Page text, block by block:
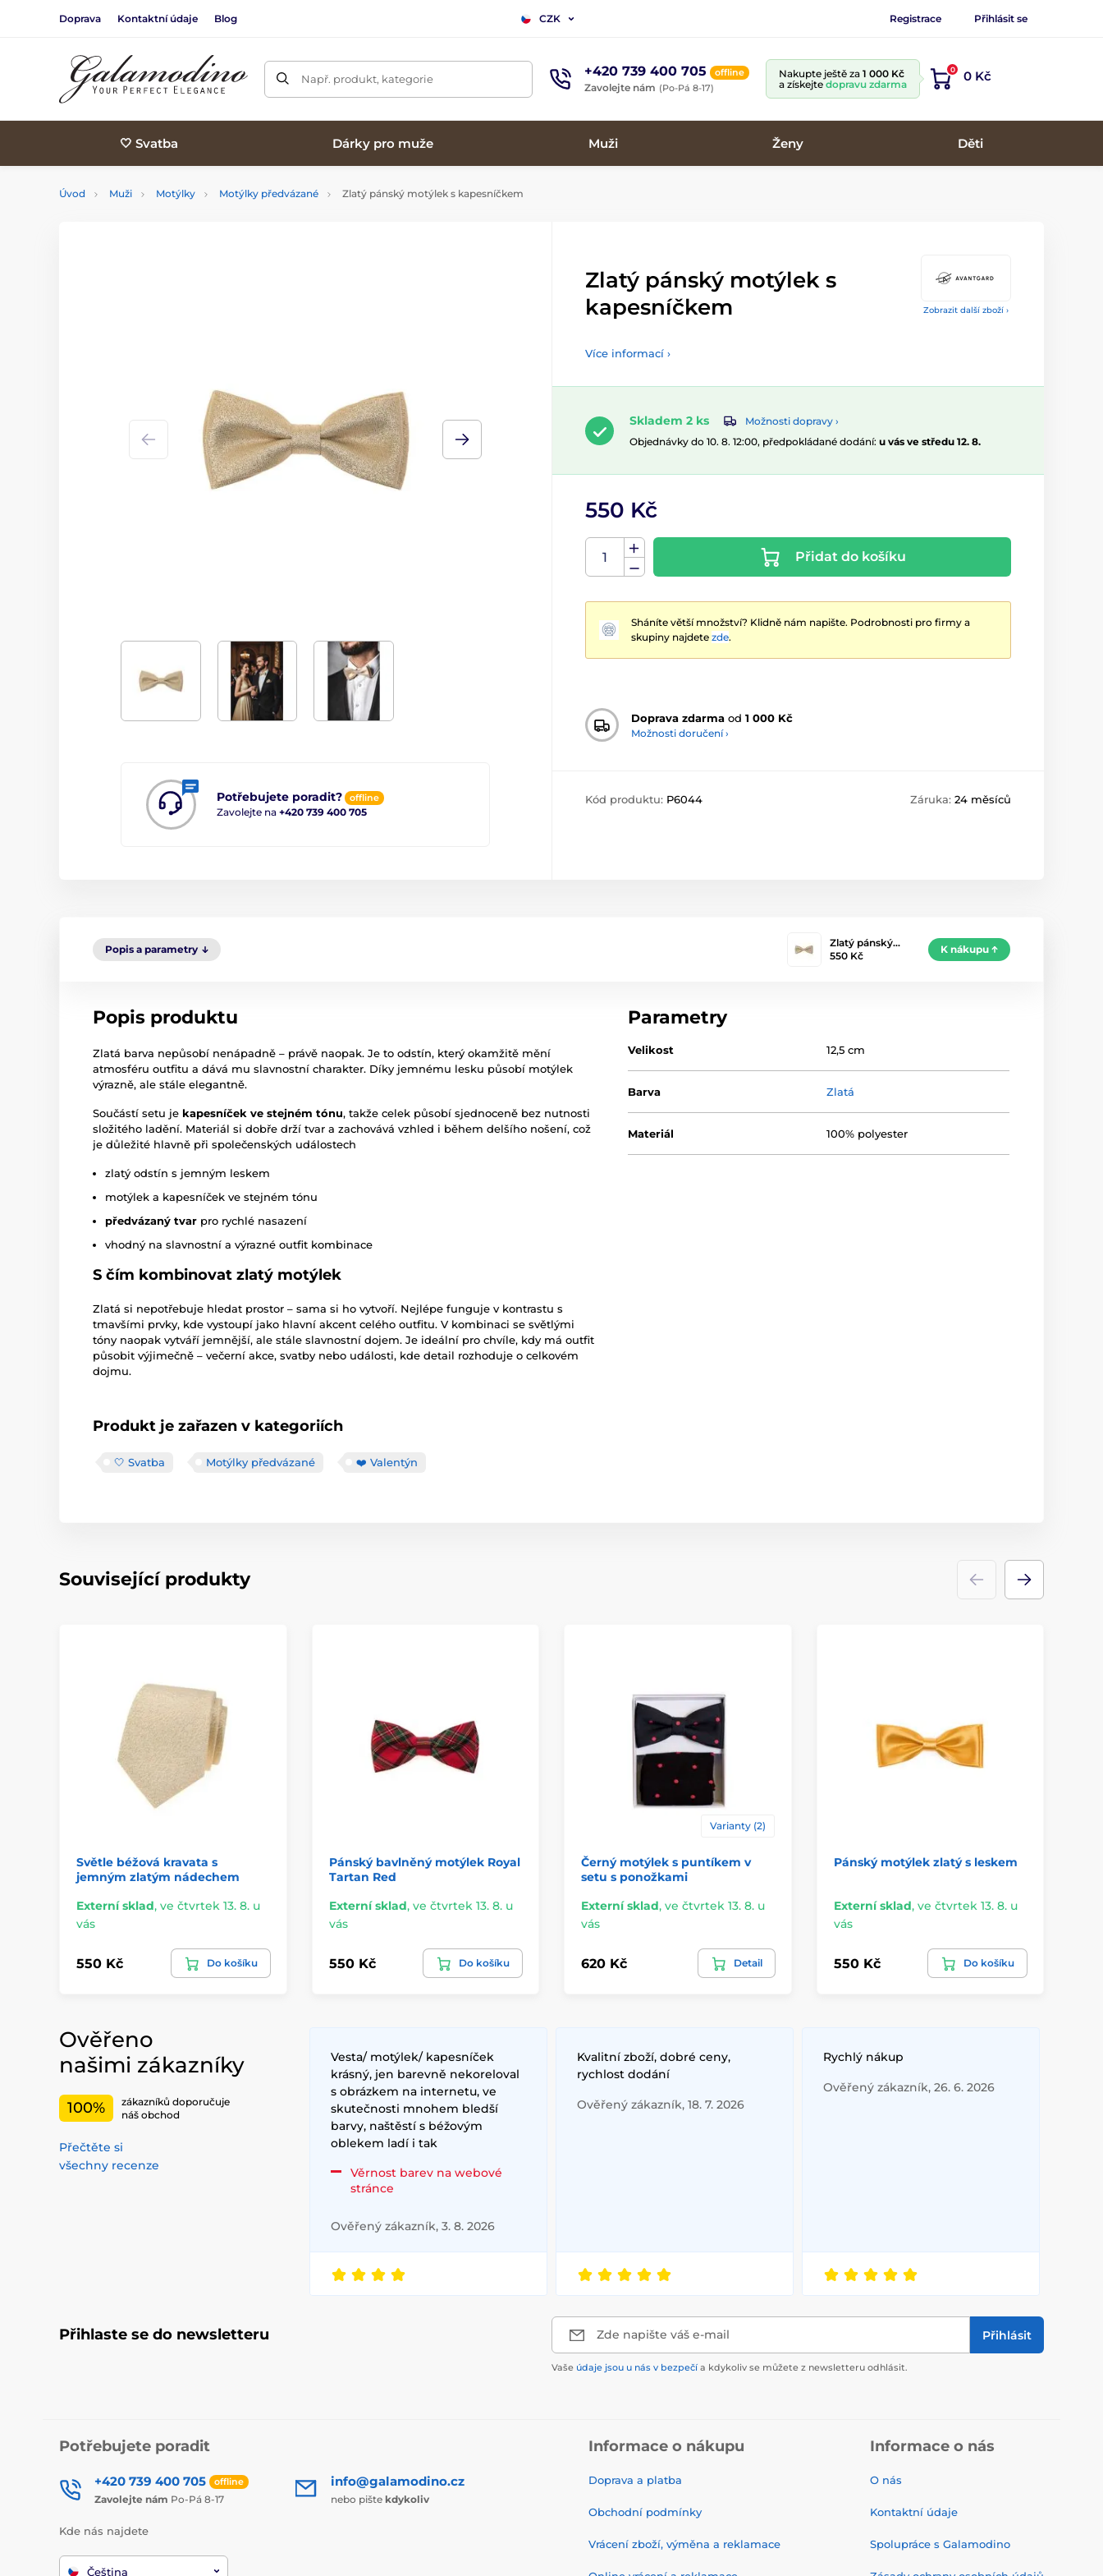
Doprava Kontaktní údaje Blog CZK Registrace Přihlásit se
Např. produkt, kategorie +420 739 400 705 offline
Zavolejte nám (Po-Pá 8-17)
Nakupte ještě za 1 000 Kč
a získejte dopravu zdarma
0 0 Kč
🤍 Svatba Dárky pro muže Muži Ženy Děti
Úvod Muži Motýlky Motýlky předvázané Zlatý pánský motýlek s kapesníčkem
Zobrazit další zboží ›
Potřebujete poradit? offline
Zavolejte na +420 739 400 705
Zlatý pánský motýlek s
kapesníčkem
Více informací ›
Skladem 2 ks
Možnosti dopravy ›
Objednávky do 10. 8. 12:00, předpokládané dodání: u vás ve středu 12. 8.
550 Kč
Přidat do košíku
Sháníte větší množství? Klidně nám napište. Podrobnosti pro firmy a
skupiny najdete zde.
Doprava zdarma od 1 000 Kč
Možnosti doručení ›
Kód produktu: P6044 Záruka: 24 měsíců
Popis a parametry
Zlatý pánský…
550 Kč
K nákupu
Popis produktu
Zlatá barva nepůsobí nenápadně – právě naopak. Je to odstín, který okamžitě mění
atmosféru outfitu a dává mu slavnostní charakter. Díky jemnému lesku působí motýlek
výrazně, ale stále elegantně.
Součástí setu je kapesníček ve stejném tónu, takže celek působí sjednoceně bez nutnosti
složitého ladění. Materiál si dobře drží tvar a zachovává vzhled i během delšího nošení, což
je důležité hlavně při společenských událostech
zlatý odstín s jemným leskem
motýlek a kapesníček ve stejném tónu
předvázaný tvar pro rychlé nasazení
vhodný na slavnostní a výrazné outfit kombinace
S čím kombinovat zlatý motýlek
Zlatá si nepotřebuje hledat prostor – sama si ho vytvoří. Nejlépe funguje v kontrastu s
tmavšími prvky, kde vystoupí jako hlavní akcent celého outfitu. V kombinaci se světlými
tóny naopak vytváří jemnější, ale stále slavnostní dojem. Je ideální pro chvíle, kdy má outfit
působit výjimečně – večerní akce, svatby nebo události, kde detail rozhoduje o celkovém
dojmu.
Produkt je zařazen v kategoriích
🤍 Svatba Motýlky předvázané ❤️ Valentýn
Parametry
Velikost 12,5 cm
Barva Zlatá
Materiál 100% polyester
Související produkty
Světle béžová kravata s
jemným zlatým nádechem
Externí sklad, ve čtvrtek 13. 8. u
vás
550 Kč Do košíku
Pánský bavlněný motýlek Royal
Tartan Red
Externí sklad, ve čtvrtek 13. 8. u
vás
550 Kč Do košíku
Varianty (2)
Černý motýlek s puntíkem v
setu s ponožkami
Externí sklad, ve čtvrtek 13. 8. u
vás
620 Kč Detail
Pánský motýlek zlatý s leskem
Externí sklad, ve čtvrtek 13. 8. u
vás
550 Kč Do košíku
Ověřeno
našimi zákazníky
100%
zákazníků doporučuje
náš obchod
Přečtěte si
všechny recenze
Vesta/ motýlek/ kapesníček
krásný, jen barevně nekoreloval
s obrázkem na internetu, ve
skutečnosti mnohem bledší
barvy, naštěstí s béžovým
oblekem ladí i tak
Věrnost barev na webové
stránce
Ověřený zákazník, 3. 8. 2026
Kvalitní zboží, dobré ceny,
rychlost dodání
Ověřený zákazník, 18. 7. 2026
Rychlý nákup
Ověřený zákazník, 26. 6. 2026
Přihlaste se do newsletteru Zde napište váš e-mail Přihlásit
Vaše údaje jsou u nás v bezpečí a kdykoliv se můžete z newsletteru odhlásit.
Potřebujete poradit
+420 739 400 705 offline
Zavolejte nám Po-Pá 8-17
info@galamodino.cz
nebo pište kdykoliv
Kde nás najdete
Čeština
Informace o nákupu
Doprava a platba
Obchodní podmínky
Vrácení zboží, výměna a reklamace
Informace o nás
O nás
Kontaktní údaje
Spolupráce s Galamodino